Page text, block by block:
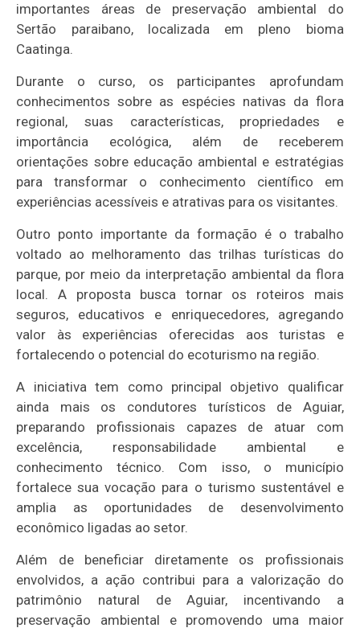
importantes áreas de preservação ambiental do
Sertão paraibano, localizada em pleno bioma
Caatinga.
Durante o curso, os participantes aprofundam
conhecimentos sobre as espécies nativas da flora
regional, suas características, propriedades e
importância ecológica, além de receberem
orientações sobre educação ambiental e estratégias
para transformar o conhecimento científico em
experiências acessíveis e atrativas para os visitantes.
Outro ponto importante da formação é o trabalho
voltado ao melhoramento das trilhas turísticas do
parque, por meio da interpretação ambiental da flora
local. A proposta busca tornar os roteiros mais
seguros, educativos e enriquecedores, agregando
valor às experiências oferecidas aos turistas e
fortalecendo o potencial do ecoturismo na região.
A iniciativa tem como principal objetivo qualificar
ainda mais os condutores turísticos de Aguiar,
preparando profissionais capazes de atuar com
excelência, responsabilidade ambiental e
conhecimento técnico. Com isso, o município
fortalece sua vocação para o turismo sustentável e
amplia as oportunidades de desenvolvimento
econômico ligadas ao setor.
Além de beneficiar diretamente os profissionais
envolvidos, a ação contribui para a valorização do
patrimônio natural de Aguiar, incentivando a
preservação ambiental e promovendo uma maior